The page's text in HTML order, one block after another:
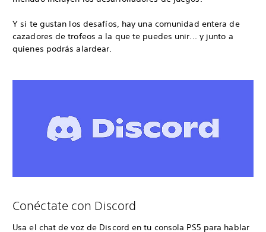
Y si te gustan los desafíos, hay una comunidad entera de
cazadores de trofeos a la que te puedes unir... y junto a
quienes podrás alardear.
Conéctate con Discord
Usa el chat de voz de Discord en tu consola PS5 para hablar